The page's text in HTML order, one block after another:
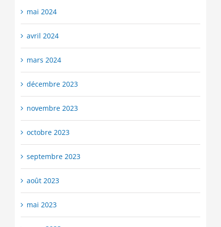
mai 2024
avril 2024
mars 2024
décembre 2023
novembre 2023
octobre 2023
septembre 2023
août 2023
mai 2023